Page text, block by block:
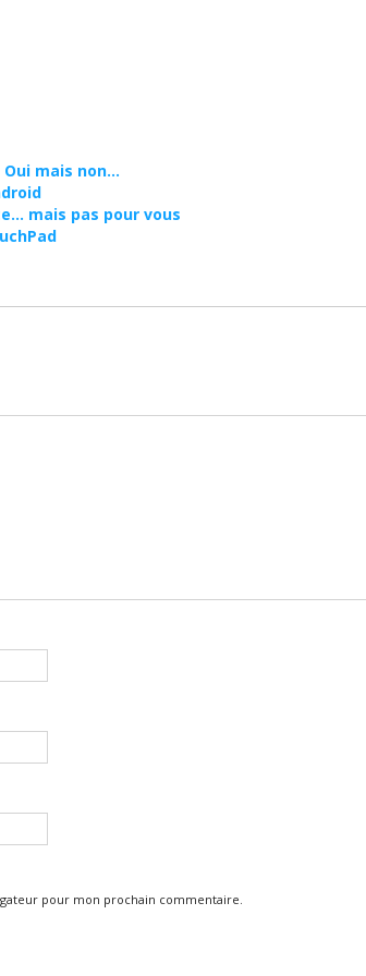
mais non…
mais pas pour vous
pour mon prochain commentaire.